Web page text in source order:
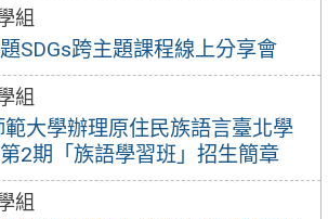
組
SDGs跨主題課程線上分享會
組
大學辦理原住民族語言臺北學
2期「族語學習班」招生簡章
組